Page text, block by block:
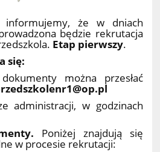
informujemy, że w dniach
będzie rekrutacja
Etap pierwszy.
się:
można przesłać
administracji, w godzinach
Poniżej znajdują się
w procesie rekrutacji: